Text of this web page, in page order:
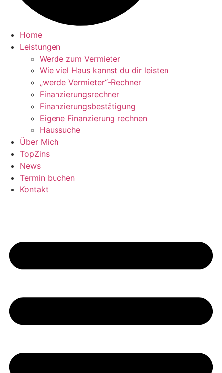
Home
Leistungen
Werde zum Vermieter
Wie viel Haus kannst du dir leisten
„werde Vermieter“-Rechner
Finanzierungsrechner
Finanzierungsbestätigung
Eigene Finanzierung rechnen
Haussuche
Über Mich
TopZins
News
Termin buchen
Kontakt